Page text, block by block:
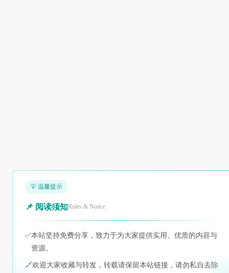
💡 温馨提示
📌 阅读须知Rules & Notice
✅本站坚持免费分享，致力于为大家提供实用、优质的内容与
资源。
🔗欢迎大家收藏与转发，转载请保留本站链接，请勿私自去除